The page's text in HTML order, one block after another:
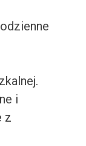
i
z